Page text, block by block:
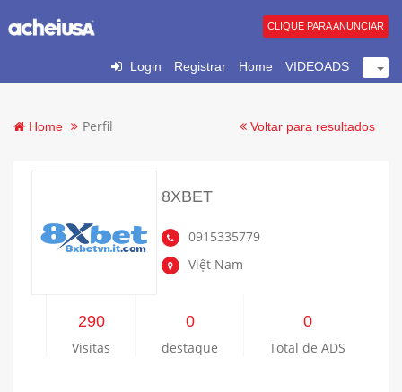
Login Registrar Home VIDEOADS
CLIQUE PARA ANUNCIAR
Home Perfil Voltar para resultados
8XBET
0915335779
Việt Nam
290
Visitas
0
destaque
0
Total de ADS